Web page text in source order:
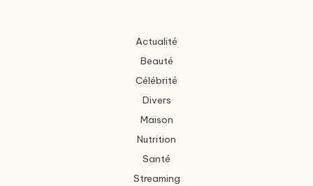
Actualité
Beauté
Célébrité
Divers
Maison
Nutrition
Santé
Streaming